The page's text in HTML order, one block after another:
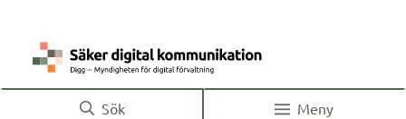
Sök
Meny